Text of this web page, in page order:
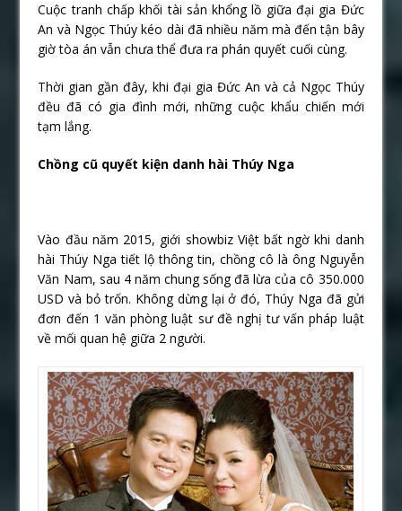
Cuộc tranh chấp khối tài sản khổng lồ giữa đại gia Đức
An và Ngọc Thúy kéo dài đã nhiều năm mà đến tận bây
giờ tòa án vẫn chưa thể đưa ra phán quyết cuối cùng.
Thời gian gần đây, khi đại gia Đức An và cả Ngọc Thúy
đều đã có gia đình mới, những cuộc khẩu chiến mới
tạm lắng.
Chồng cũ quyết kiện danh hài Thúy Nga
Vào đầu năm 2015, giới showbiz Việt bất ngờ khi danh
hài Thúy Nga tiết lộ thông tin, chồng cô là ông Nguyễn
Văn Nam, sau 4 năm chung sống đã lừa của cô 350.000
USD và bỏ trốn. Không dừng lại ở đó, Thúy Nga đã gửi
đơn đến 1 văn phòng luật sư đề nghị tư vấn pháp luật
về mối quan hệ giữa 2 người.